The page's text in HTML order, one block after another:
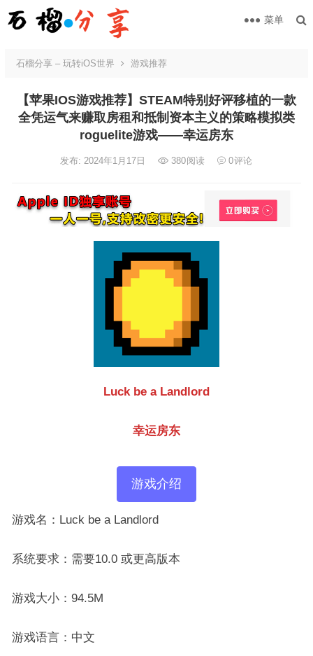
菜单
石榴分享 – 玩转iOS世界 游戏推荐
【苹果IOS游戏推荐】STEAM特别好评移植的一款
全凭运气来赚取房租和抵制资本主义的策略模拟类
roguelite游戏——幸运房东
发布: 2024年1月17日 380阅读 0评论
Luck be a Landlord
幸运房东
游戏介绍
游戏名：Luck be a Landlord
系统要求：需要10.0 或更高版本
游戏大小：94.5M
游戏语言：中文